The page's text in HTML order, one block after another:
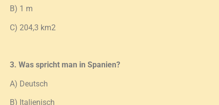
B) 1 m
C) 204,3 km2
3. Was spricht man in Spanien?
A) Deutsch
B) Italienisch